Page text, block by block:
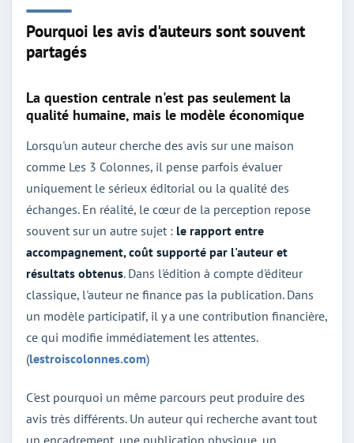
Pourquoi les avis d'auteurs sont souvent
partagés
La question centrale n'est pas seulement la
qualité humaine, mais le modèle économique
Lorsqu'un auteur cherche des avis sur une maison
comme Les 3 Colonnes, il pense parfois évaluer
uniquement le sérieux éditorial ou la qualité des
échanges. En réalité, le cœur de la perception repose
souvent sur un autre sujet : le rapport entre
accompagnement, coût supporté par l'auteur et
résultats obtenus. Dans l'édition à compte d'éditeur
classique, l'auteur ne finance pas la publication. Dans
un modèle participatif, il y a une contribution financière,
ce qui modifie immédiatement les attentes.
(lestroiscolonnes.com)
C'est pourquoi un même parcours peut produire des
avis très différents. Un auteur qui recherche avant tout
un encadrement, une publication physique, un